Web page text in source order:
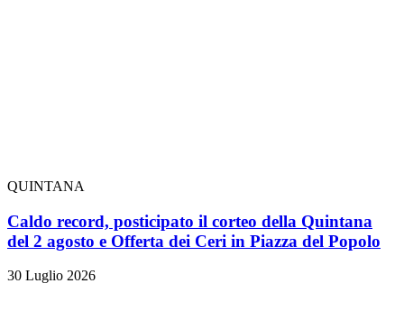
QUINTANA
Caldo record, posticipato il corteo della Quintana
del 2 agosto e Offerta dei Ceri in Piazza del Popolo
30 Luglio 2026